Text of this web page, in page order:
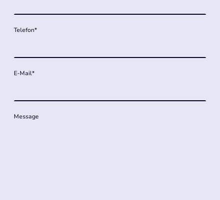
Telefon*
E-Mail*
Message